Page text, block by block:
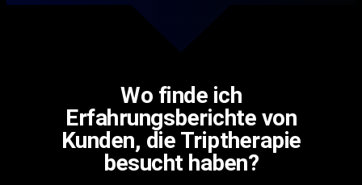
Wo finde ich
Erfahrungsberichte von
Kunden, die Triptherapie
besucht haben?